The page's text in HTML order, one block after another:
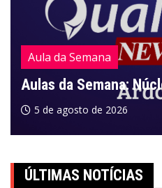
Aula da Semana
Aulas da Semana:
5 de agosto de 2026
ÚLTIMAS NOTÍCIAS